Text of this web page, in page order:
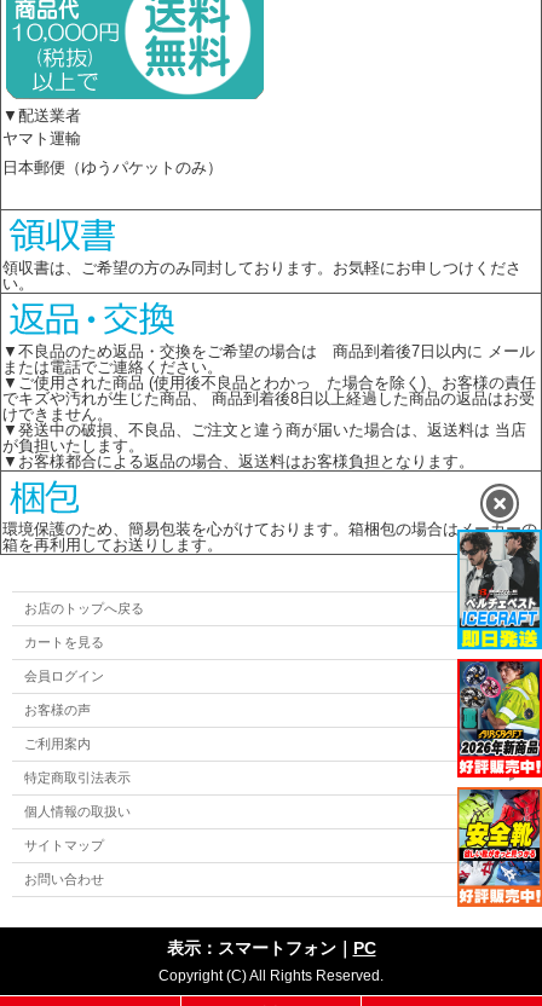
▼配送業者
ヤマト運輸
日本郵便（ゆうパケットのみ）
領収書は、ご希望の方のみ同封しております。お気軽にお申しつけくださ
い。
▼不良品のため返品・交換をご希望の場合は 商品到着後7日以内に メール
または電話でご連絡ください。
▼ご使用された商品 (使用後不良品とわかっ た場合を除く)、お客様の責任
でキズや汚れが生じた商品、 商品到着後8日以上経過した商品の返品はお受
けできません。
▼発送中の破損、不良品、ご注文と違う商が届いた場合は、返送料は 当店
が負担いたします。
▼お客様都合による返品の場合、返送料はお客様負担となります。
環境保護のため、簡易包装を心がけております。箱梱包の場合はメーカーの
箱を再利用してお送りします。
お店のトップへ戻る
カートを見る
会員ログイン
お客様の声
ご利用案内
特定商取引法表示
個人情報の取扱い
サイトマップ
お問い合わせ
表示：スマートフォン｜ PC
Copyright (C) All Rights Reserved.